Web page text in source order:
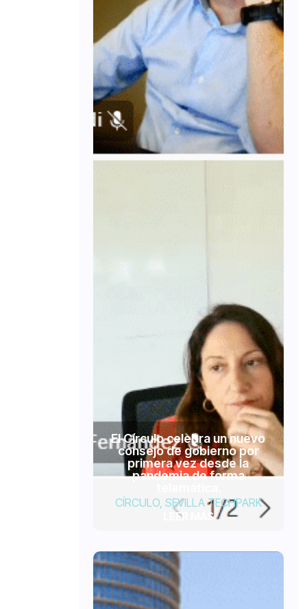
El Círculo celebra un nuevo
consejo de gobierno por
primera vez desde la
pandemia de forma
CÍRCULO, SEVILLA TECHPARK
LEER MÁS